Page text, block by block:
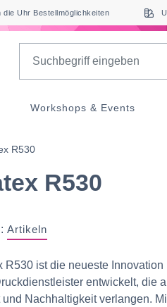
die Uhr Bestellmöglichkeiten
Workshops & Events
R530
R530
Artikeln
R530 ist die neueste
entwickelt, die
Nachhaltigkeit verlangen.